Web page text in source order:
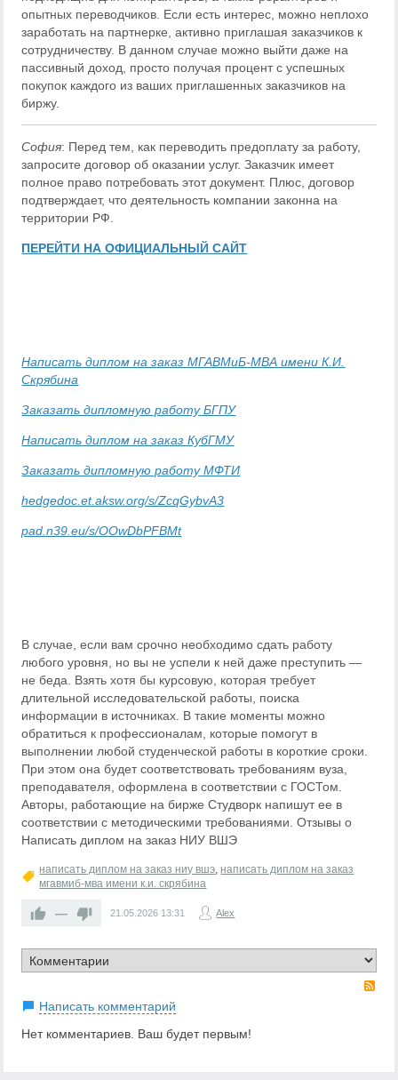
опытных переводчиков. Если есть интерес, можно неплохо
заработать на партнерке, активно приглашая заказчиков к
сотрудничеству. В данном случае можно выйти даже на
пассивный доход, просто получая процент с успешных
покупок каждого из ваших приглашенных заказчиков на
биржу.
София: Перед тем, как переводить предоплату за работу,
запросите договор об оказании услуг. Заказчик имеет
полное право потребовать этот документ. Плюс, договор
подтверждает, что деятельность компании законна на
территории РФ.
ПЕРЕЙТИ НА ОФИЦИАЛЬНЫЙ САЙТ
Написать диплом на заказ МГАВМиБ-МВА имени К.И.
Скрябина
Заказать дипломную работу БГПУ
Написать диплом на заказ КубГМУ
Заказать дипломную работу МФТИ
hedgedoc.et.aksw.org/s/ZcqGybvA3
pad.n39.eu/s/OOwDbPFBMt
В случае, если вам срочно необходимо сдать работу
любого уровня, но вы не успели к ней даже преступить —
не беда. Взять хотя бы курсовую, которая требует
длительной исследовательской работы, поиска
информации в источниках. В такие моменты можно
обратиться к профессионалам, которые помогут в
выполнении любой студенческой работы в короткие сроки.
При этом она будет соответствовать требованиям вуза,
преподавателя, оформлена в соответствии с ГОСТом.
Авторы, работающие на бирже Студворк напишут ее в
соответствии с методическими требованиями. Отзывы о
Написать диплом на заказ НИУ ВШЭ
написать диплом на заказ ниу вшэ написать диплом на заказ
мгавмиб-мва имени к.и. скрябина
— 21.05.2026 13:31 Alex
Написать комментарий
Нет комментариев. Ваш будет первым!